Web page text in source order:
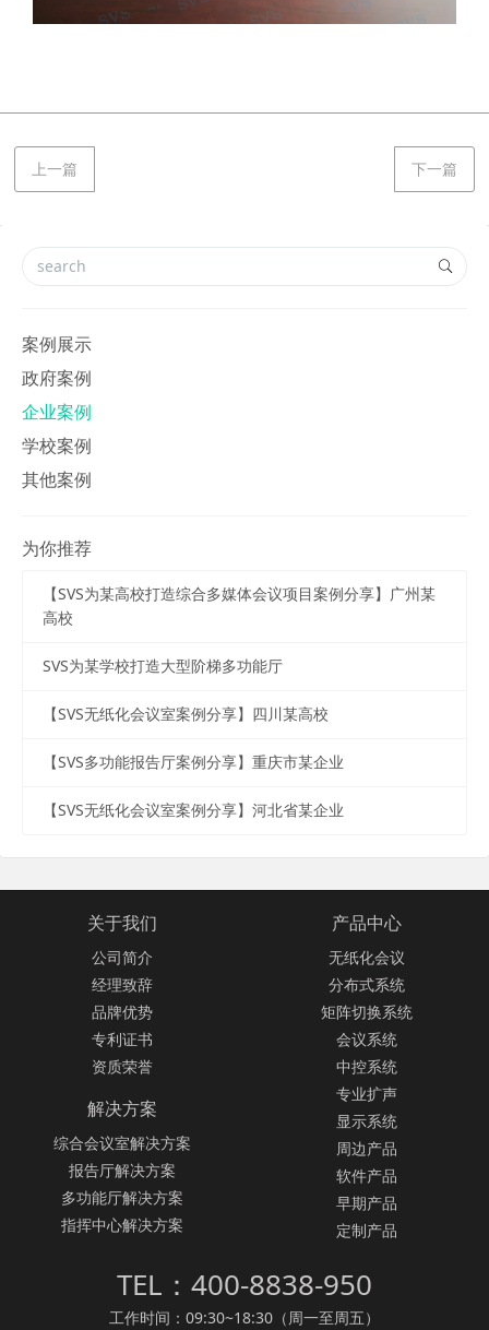
上一篇 下一篇
案例展示
政府案例
企业案例
学校案例
其他案例
为你推荐
【SVS为某高校打造综合多媒体会议项目案例分享】广州某
高校
SVS为某学校打造大型阶梯多功能厅
【SVS无纸化会议室案例分享】四川某高校
【SVS多功能报告厅案例分享】重庆市某企业
【SVS无纸化会议室案例分享】河北省某企业
关于我们
公司简介
经理致辞
品牌优势
专利证书
资质荣誉
产品中心
无纸化会议
分布式系统
矩阵切换系统
会议系统
中控系统
专业扩声
显示系统
周边产品
软件产品
早期产品
定制产品
解决方案
综合会议室解决方案
报告厅解决方案
多功能厅解决方案
指挥中心解决方案
TEL：400-8838-950
工作时间：09:30~18:30（周一至周五）